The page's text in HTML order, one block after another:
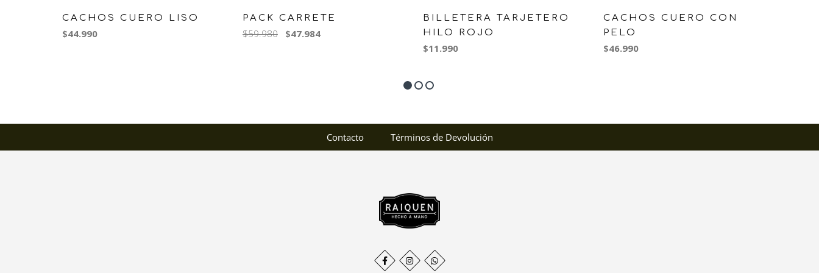
CACHOS CUERO LISO
$44.990
PACK CARRETE
$59.980 $47.984
BILLETERA TARJETERO
HILO ROJO
$11.990
CACHOS CUERO CON
PELO
$46.990
Contacto Términos de Devolución